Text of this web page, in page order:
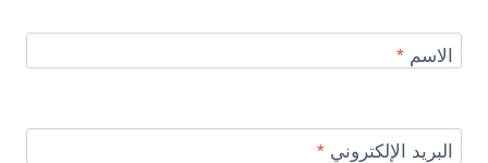
الاسم*
البريد الإلكتروني*